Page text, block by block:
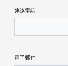
連絡電話
電子郵件